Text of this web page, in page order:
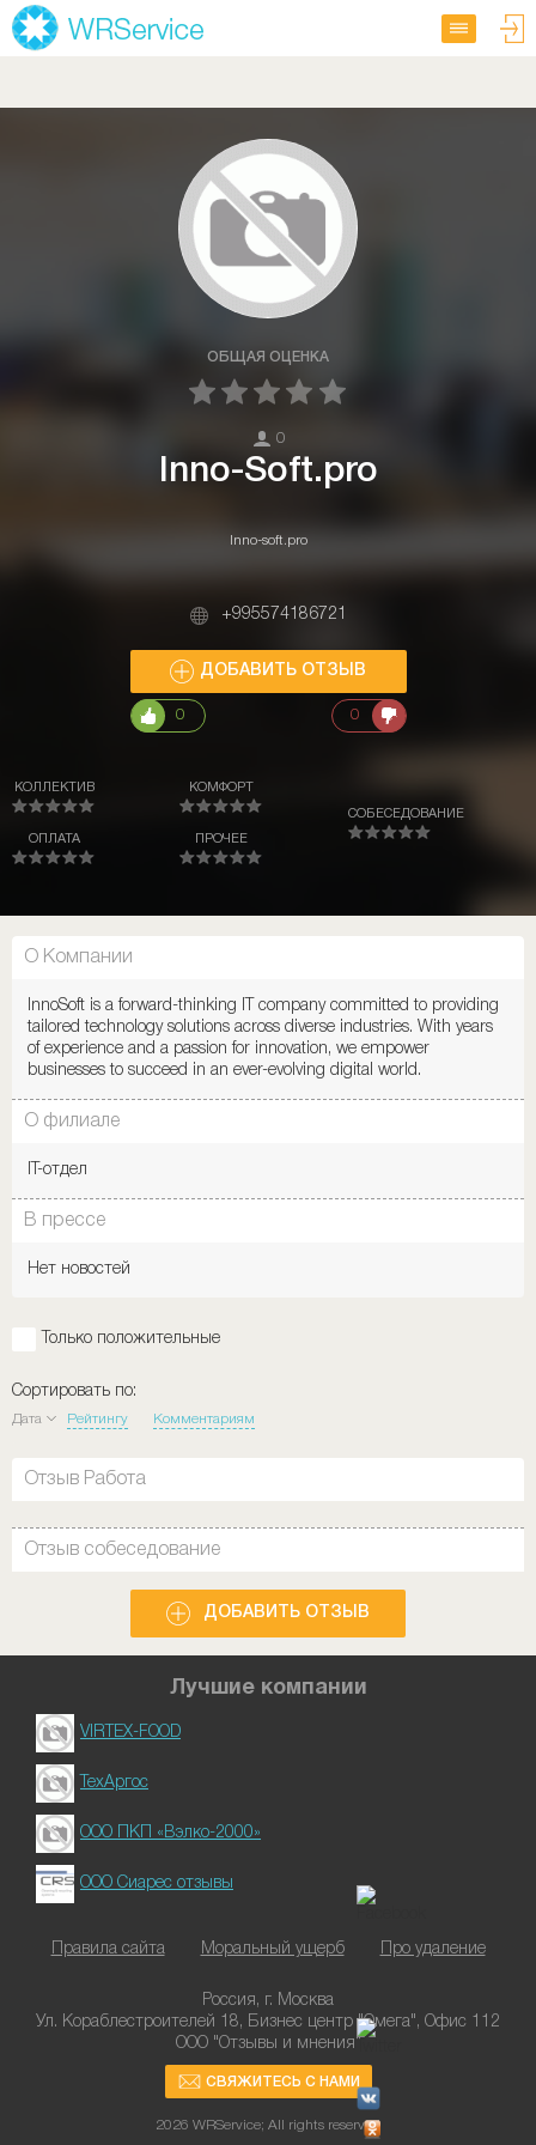
ОБЩАЯ ОЦЕНКА
0
Inno-Soft.pro
Inno-soft.pro
+995574186721
ДОБАВИТЬ ОТЗЫВ
0 0
КОЛЛЕКТИВ
ОПЛАТА
КОМФОРТ
ПРОЧЕЕ
СОБЕСЕДОВАНИЕ
О Компании
InnoSoft is a forward-thinking IT company committed to providing
tailored technology solutions across diverse industries. With years
of experience and a passion for innovation, we empower
businesses to succeed in an ever-evolving digital world.
О филиале
IT-отдел
В прессе
Нет новостей
Только положительные
Сортировать по:
Дата Рейтингу Комментариям
Отзыв Работа
Отзыв собеседование
ДОБАВИТЬ ОТЗЫВ
Лучшие компании
VIRTEX-FOOD
ТехАргос
ООО ПКП «Вэлко-2000»
ООО Сиарес отзывы
Правила сайта Моральный ущерб Про удаление
Россия, г. Москва
Ул. Кораблестроителей 18, Бизнес центр "Омега", Офис 112
ООО "Отзывы и мнения"
СВЯЖИТЕСЬ С НАМИ
2026 WRService; All rights reserved